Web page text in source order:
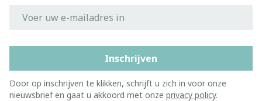
Inschrijven
Door op inschrijven te klikken, schrijft u zich in voor onze
nieuwsbrief en gaat u akkoord met onze privacy policy.